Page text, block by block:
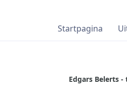
Startpagina
Edgars Belerts